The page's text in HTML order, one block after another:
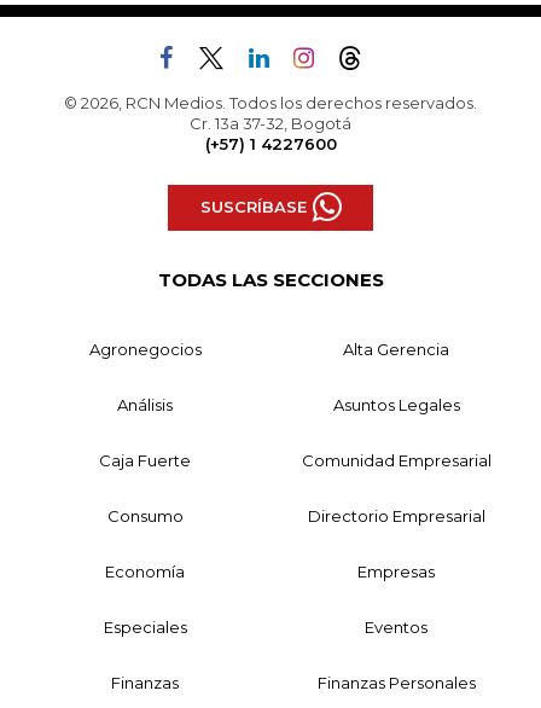
© 2026, RCN Medios. Todos los derechos reservados.
Cr. 13a 37-32, Bogotá
(+57) 1 4227600
SUSCRÍBASE
TODAS LAS SECCIONES
Agronegocios Alta Gerencia
Análisis Asuntos Legales
Caja Fuerte Comunidad Empresarial
Consumo Directorio Empresarial
Economía Empresas
Especiales Eventos
Finanzas Finanzas Personales